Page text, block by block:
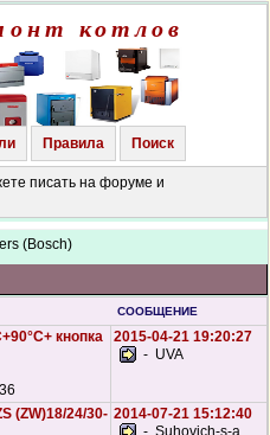
котлов
Правила Поиск
писать на форуме и
(Bosch)
СООБЩЕНИЕ
кнопка
2015-04-21 19:20:27
- UVA
(ZW)18/24/30- 2014-07-21 15:12:40
- Suhovich-s-a